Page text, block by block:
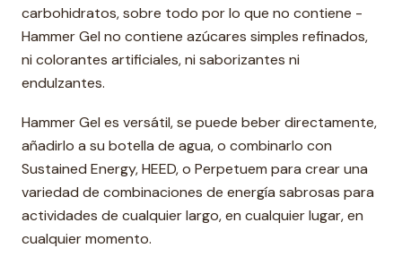
carbohidratos, sobre todo por lo que no contiene -
Hammer Gel no contiene azúcares simples refinados,
ni colorantes artificiales, ni saborizantes ni
endulzantes.
Hammer Gel es versátil, se puede beber directamente,
añadirlo a su botella de agua, o combinarlo con
Sustained Energy, HEED, o Perpetuem para crear una
variedad de combinaciones de energía sabrosas para
actividades de cualquier largo, en cualquier lugar, en
cualquier momento.